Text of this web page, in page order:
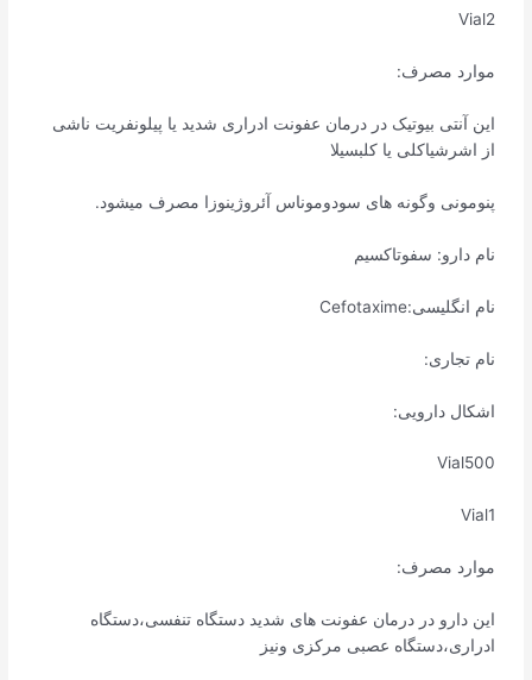
Vial2
موارد مصرف:
این آنتی بیوتیک در درمان عفونت ادراری شدید یا پیلونفریت ناشی
از اشرشیاکلی یا کلبسیلا
پنومونی وگونه های سودوموناس آئروژینوزا مصرف میشود.
نام دارو: سفوتاکسیم
نام انگلیسی:Cefotaxime
نام تجاری:
اشکال دارویی:
Vial500
Vial1
موارد مصرف:
این دارو در درمان عفونت های شدید دستگاه تنفسی،دستگاه
ادراری،دستگاه عصبی مرکزی ونیز